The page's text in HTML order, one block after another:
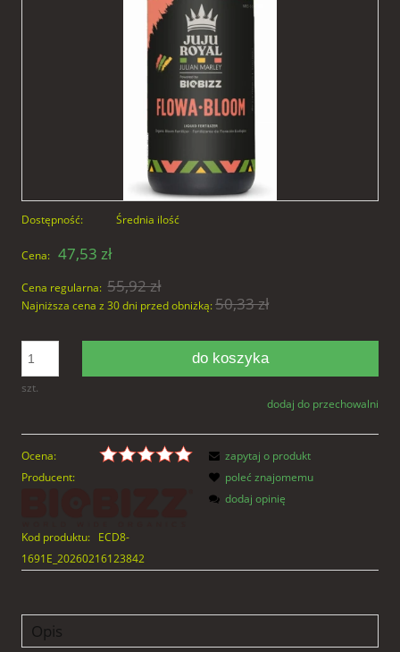
Dostępność: Średnia ilość
Cena: 47,53 zł
Cena regularna: 55,92 zł
Najniższa cena z 30 dni przed obniżką:50,33 zł
szt.
do koszyka
dodaj do przechowalni
Ocena:
Producent:
Kod produktu: ECD8-
1691E_20260216123842
zapytaj o produkt
poleć znajomemu
dodaj opinię
Opis